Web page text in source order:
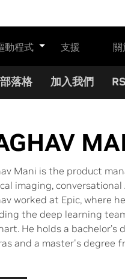
動程式 支援
落格 加入我們
Mani is the product
imaging,
worked at Epic, where
the deep learning
He holds a
and a master's degree